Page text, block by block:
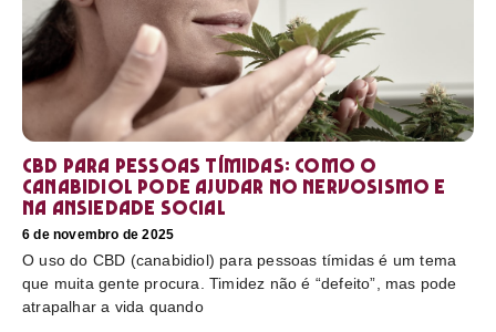
CBD para pessoas tímidas: como o
canabidiol pode ajudar no nervosismo e
na ansiedade social
6 de novembro de 2025
O uso do CBD (canabidiol) para pessoas tímidas é um tema
que muita gente procura. Timidez não é “defeito”, mas pode
atrapalhar a vida quando